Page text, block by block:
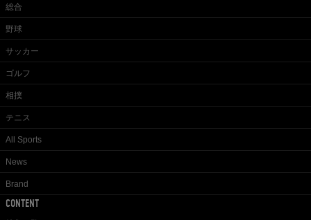
総合
野球
サッカー
ゴルフ
相撲
テニス
All Sports
News
Brand
CONTENT